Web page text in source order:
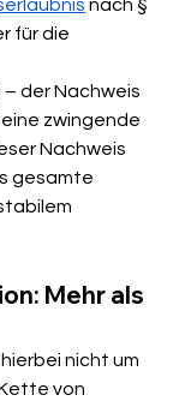
nach §
für die
der Nachweis
zwingende
Nachweis
gesamte
Mehr als
nicht um
von